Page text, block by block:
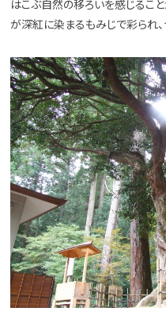
はこぶ自然の移ろいを感じるこ
が深紅に染まるもみじで彩られ、